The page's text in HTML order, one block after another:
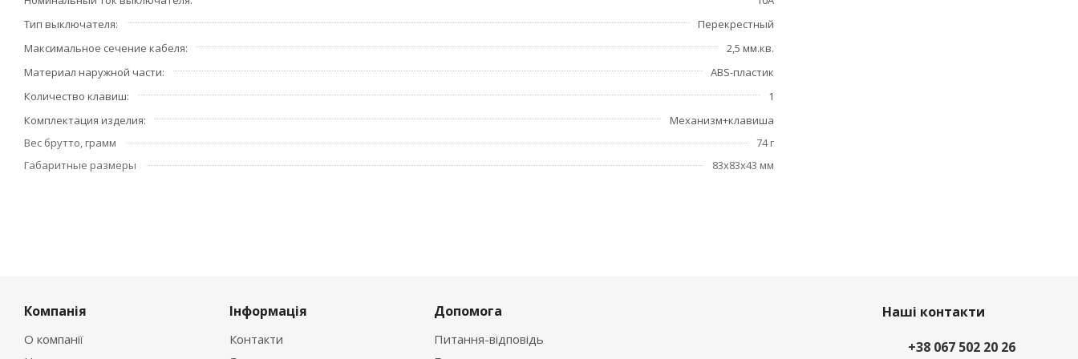
Тип выключателя
Перекрестный
Максимальное сечение кабеля
2,5 мм.кв.
Материал наружной части
ABS-пластик
Количество клавиш
1
Комплектация изделия
Механизм+клавиша
Вес брутто, грамм
74 г
Габаритные размеры
83x83x43 мм
Компанія
О компанії
Інформація
Контакти
Допомога
Питання-відповідь
Наші контакти
+38 067 502 20 26